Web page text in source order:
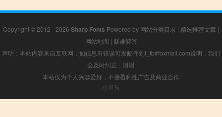
Copyright © 2012 - 2026 Sharp Fonts Powered by 网站分类目录 | 精选推荐文章 |
网站地图 | 疑难解答
声明：本站内容来自互联网，如信息有错误可发邮件到f_fb#foxmail.com说明，我们
会及时纠正，谢谢
本站仅为个人兴趣爱好，不接盈利性广告及商业合作
小男孩